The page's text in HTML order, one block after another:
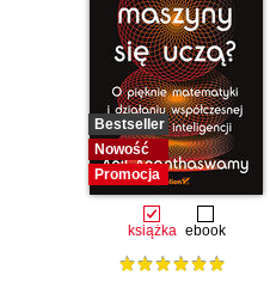
Bestseller
Nowość
Promocja
książka ebook